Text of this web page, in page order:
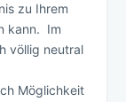
zu Ihrem
kann. Im
völlig neutral
Möglichkeit